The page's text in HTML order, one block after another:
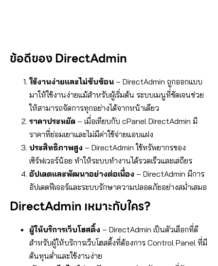
ข้อดีของ DirectAdmin
ใช้งานง่ายและไม่ซับซ้อน – DirectAdmin ถูกออกแบบ
มาให้ใช้งานง่ายแม้สำหรับผู้เริ่มต้น ระบบเมนูที่ชัดเจนช่วย
ให้สามารถจัดการทุกอย่างได้จากหน้าเดียว
ราคาประหยัด – เมื่อเทียบกับ cPanel DirectAdmin มี
ราคาที่ย่อมเยาและไม่มีค่าใช้จ่ายแอบแฝง
ประสิทธิภาพสูง – DirectAdmin ใช้ทรัพยากรของ
เซิร์ฟเวอร์น้อย ทำให้ระบบทำงานได้รวดเร็วและเสถียร
อัปเดตและพัฒนาอย่างต่อเนื่อง – DirectAdmin มีการ
อัปเดตฟีเจอร์และระบบรักษาความปลอดภัยอย่างสม่ำเสมอ
DirectAdmin เหมาะกับใคร?
ผู้ให้บริการเว็บโฮสติ้ง – DirectAdmin เป็นตัวเลือกที่ดี
สำหรับผู้ให้บริการเว็บโฮสติ้งที่ต้องการ Control Panel ที่มี
ต้นทุนต่ำและใช้งานง่าย